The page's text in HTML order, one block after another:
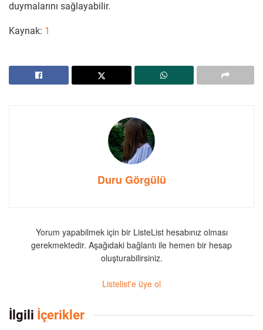
duymalarını sağlayabilir.
Kaynak: 1
Duru Görgülü
Yorum yapabilmek için bir ListeList hesabınız olması
gerekmektedir. Aşağıdaki bağlantı ile hemen bir hesap
oluşturabilirsiniz.
Listelist'e üye ol
İlgili İçerikler